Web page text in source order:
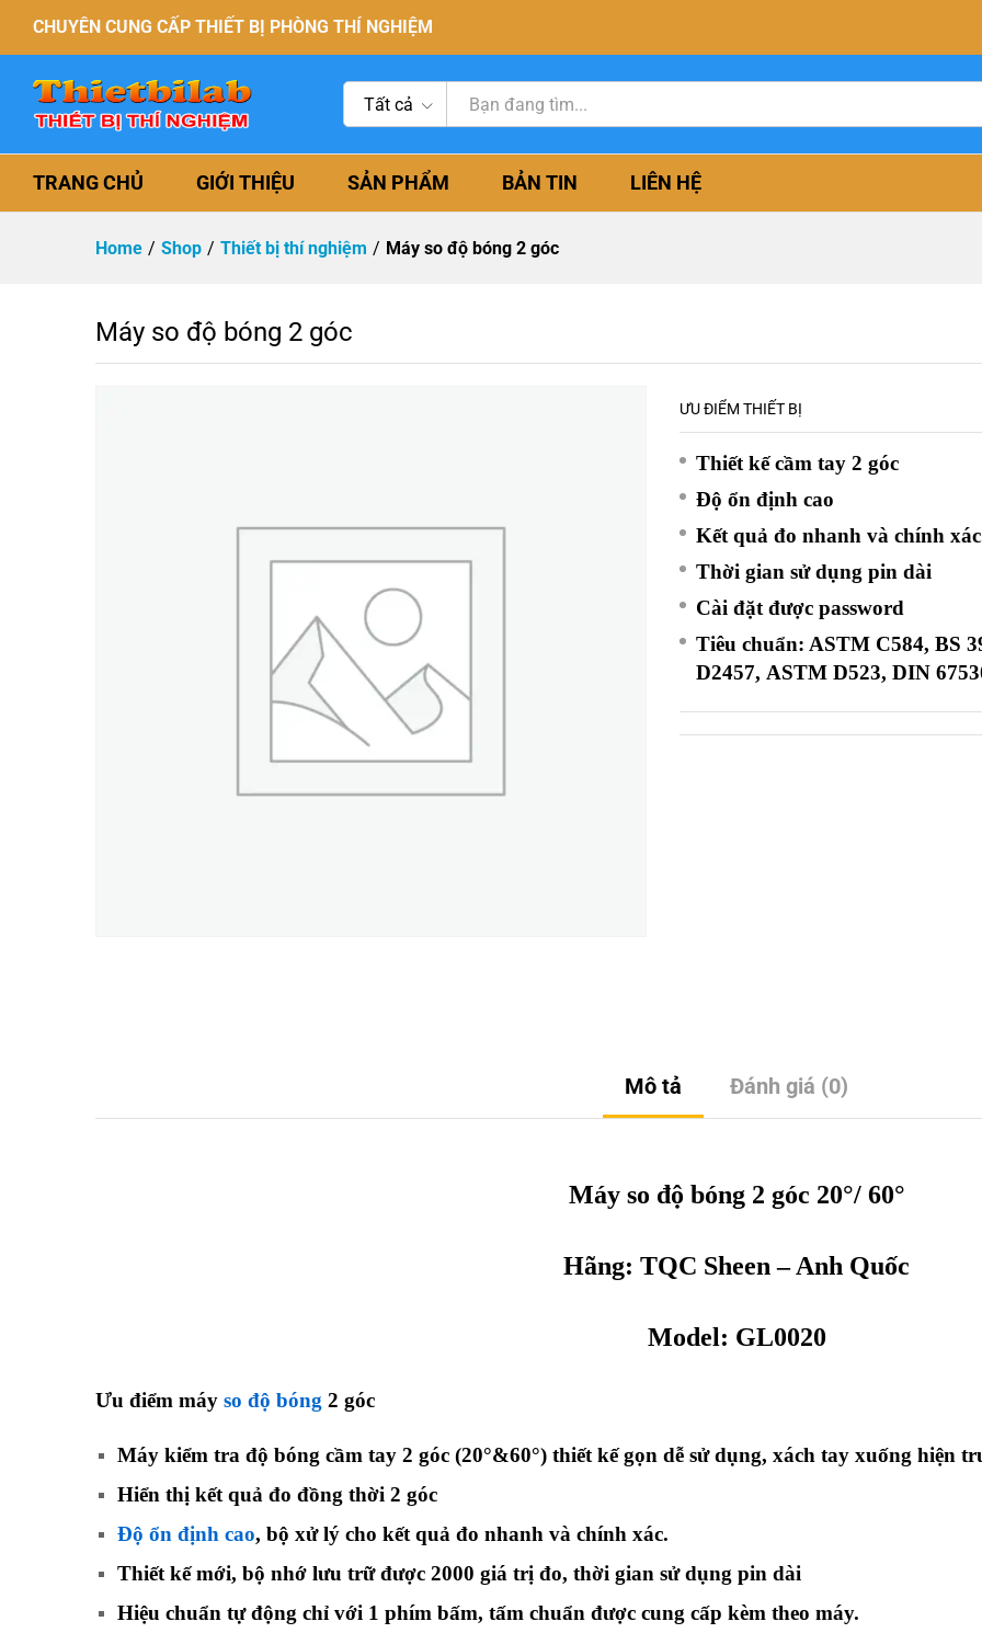
CHUYÊN CUNG CẤP THIẾT BỊ PHÒNG THÍ NGHIỆM
Tất cả
TRANG CHỦ GIỚI THIỆU SẢN PHẨM BẢN TIN LIÊN HỆ
Home / Shop / Thiết bị thí nghiệm / Máy so độ bóng 2 góc
Máy so độ bóng 2 góc
ƯU ĐIỂM THIẾT BỊ
Thiết kế cầm tay 2 góc
Độ ổn định cao
Kết quả đo nhanh và chính
Thời gian sử dụng pin dài
Cài đặt được password
Tiêu chuẩn: ASTM C584,BS
D2457, ASTM D523,DIN
Mô tả Đánh giá (0)
Máy so độ bóng 2 góc 20°/ 60°
Hãng: TQC Sheen– Anh Quốc
Model: GL0020
Ưu điểm máy so độ bóng 2 góc
Máy kiểm tra độ bóng cầm tay 2 góc (20°&60°) thiết kế gọn dễ sử dụng, xách tay xuống hiện
Hiển thị kết quả đo đồng thời 2 góc
Độ ổn định cao, bộ xử lý cho kết quả đo nhanh và chính xác.
Thiết kế mới, bộ nhớ lưu trữ được 2000 giá trị đo, thời gian sử dụng pin dài
Hiệu chuẩn tự động chỉ với 1 phím bấm, tấm chuẩn được cung cấp kèm theo máy.